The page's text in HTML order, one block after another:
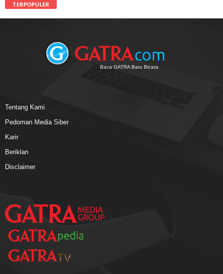
TERPOPULER
Baca GATRA Baru Bicara
Tentang Kami
Pedoman Media Siber
Karir
Beriklan
Disclaimer